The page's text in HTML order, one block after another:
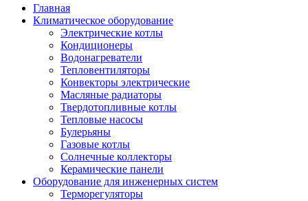
Главная
Климатическое оборудование
Электрические котлы
Кондиционеры
Водонагреватели
Тепловентиляторы
Конвекторы электрические
Масляные радиаторы
Твердотопливные котлы
Тепловые насосы
Булерьяны
Газовые котлы
Солнечные коллекторы
Керамические панели
Оборудование для инженерных систем
Терморегуляторы